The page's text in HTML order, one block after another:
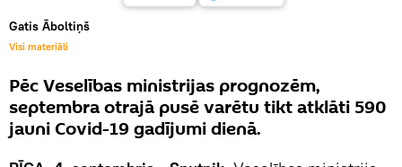
Gatis Āboltiņš
Visi materiāli
Pēc Veselības ministrijas prognozēm,
septembra otrajā pusē varētu tikt atklāti 590
jauni Covid-19 gadījumi dienā.